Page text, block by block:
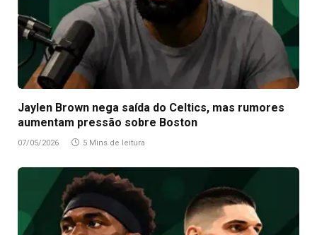
Jaylen Brown nega saída do Celtics, mas rumores
aumentam pressão sobre Boston
07/05/2026 5 Mins de leitura